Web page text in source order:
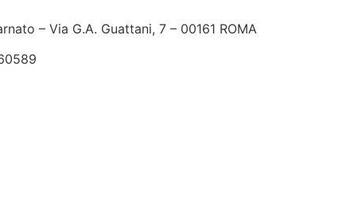
– Via G.A. Guattani, 7 – 00161 ROMA